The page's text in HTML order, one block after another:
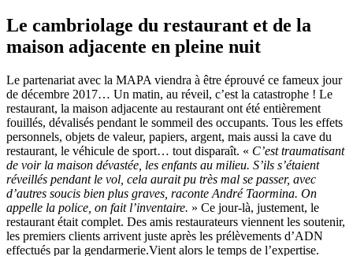
Le cambriolage du restaurant et de la
maison adjacente en pleine nuit
Le partenariat avec la MAPA viendra à être éprouvé ce fameux jour
de décembre 2017… Un matin, au réveil, c’est la catastrophe ! Le
restaurant, la maison adjacente au restaurant ont été entièrement
fouillés, dévalisés pendant le sommeil des occupants. Tous les effets
personnels, objets de valeur, papiers, argent, mais aussi la cave du
restaurant, le véhicule de sport… tout disparaît. « C’est traumatisant
de voir la maison dévastée, les enfants au milieu. S’ils s’étaient
réveillés pendant le vol, cela aurait pu très mal se passer, avec
d’autres soucis bien plus graves, raconte André Taormina. On
appelle la police, on fait l’inventaire. » Ce jour-là, justement, le
restaurant était complet. Des amis restaurateurs viennent les soutenir,
les premiers clients arrivent juste après les prélèvements d’ADN
effectués par la gendarmerie.Vient alors le temps de l’expertise.